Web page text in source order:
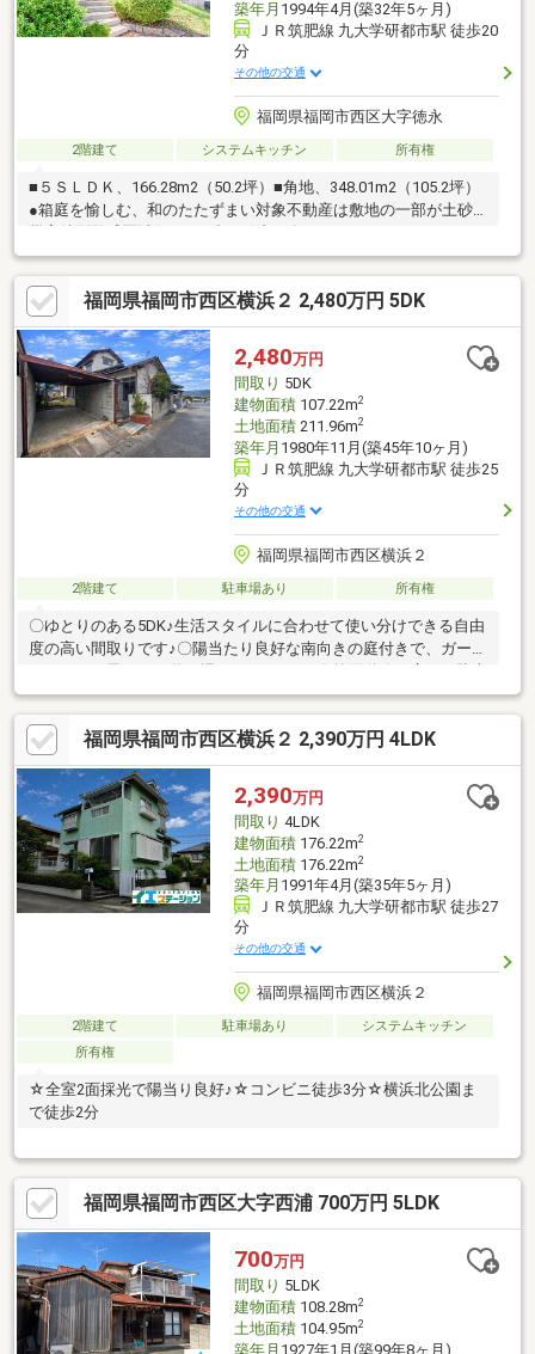
築年月 1994年4月(築32年5ヶ月)
ＪＲ筑肥線 九大学研都市駅 徒歩20
分
その他の交通
福岡県福岡市西区大字徳永
2階建て システムキッチン 所有権
■５ＳＬＤＫ、166.28m2（50.2坪）■角地、348.01m2（105.2坪）
●箱庭を愉しむ、和のたたずまい対象不動産は敷地の一部が土砂
福岡県福岡市西区横浜２ 2,480万円 5DK
2,480万円
間取り 5DK
建物面積107.22m2
土地面積211.96m2
築年月 1980年11月(築45年10ヶ月)
ＪＲ筑肥線 九大学研都市駅 徒歩25
分
その他の交通
福岡県福岡市西区横浜２
2階建て 駐車場あり 所有権
〇ゆとりのある5DK♪生活スタイルに合わせて使い分けできる自由
度の高い間取りです♪〇陽当たり良好な南向きの庭付きで、ガーデ
ニングやお子さまの遊び場にもぴったり♪〇前面道路が広く、駐車
や車の出し入れもスムーズです。〇横浜北公園まで徒歩約1分！子
どもの外遊びやペットとの時間もぐんと身近に。〇落ち着いた雰
囲気が魅力の閑静な住宅街です。〇間取りや内装を自由にカスタ
マイズしたい方におすすめです♪〇リフォーム、リノベーションの
ご相談も承っております！〇お問い合わせはナカジツまで♪・九大
学研都市駅車約8分・セブンイレブン福岡横浜2丁目店徒歩約7
分・TRIALsmart今宿店まで車約5分
福岡県福岡市西区横浜２ 2,390万円 4LDK
2,390万円
間取り 4LDK
建物面積176.22m2
土地面積176.22m2
築年月 1991年4月(築35年5ヶ月)
ＪＲ筑肥線 九大学研都市駅 徒歩27
分
その他の交通
福岡県福岡市西区横浜２
2階建て 駐車場あり
システムキッチン
所有権
☆全室2面採光で陽当り良好♪☆コンビニ徒歩3分☆横浜北公園ま
で徒歩2分
福岡県福岡市西区大字西浦 700万円 5LDK
700万円
間取り 5LDK
建物面積108.28m2
土地面積104.95m2
築年月 1927年1月(築99年8ヶ月)